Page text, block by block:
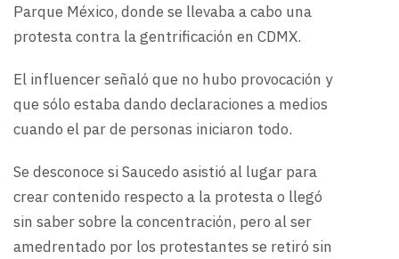
Parque México, donde se llevaba a cabo una
protesta contra la gentrificación en CDMX.
El influencer señaló que no hubo provocación y
que sólo estaba dando declaraciones a medios
cuando el par de personas iniciaron todo.
Se desconoce si Saucedo asistió al lugar para
crear contenido respecto a la protesta o llegó
sin saber sobre la concentración, pero al ser
amedrentado por los protestantes se retiró sin